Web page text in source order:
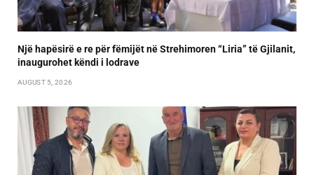
Një hapësirë e re për fëmijët në Strehimoren “Liria” të Gjilanit,
inaugurohet këndi i lodrave
AUGUST 5, 2026